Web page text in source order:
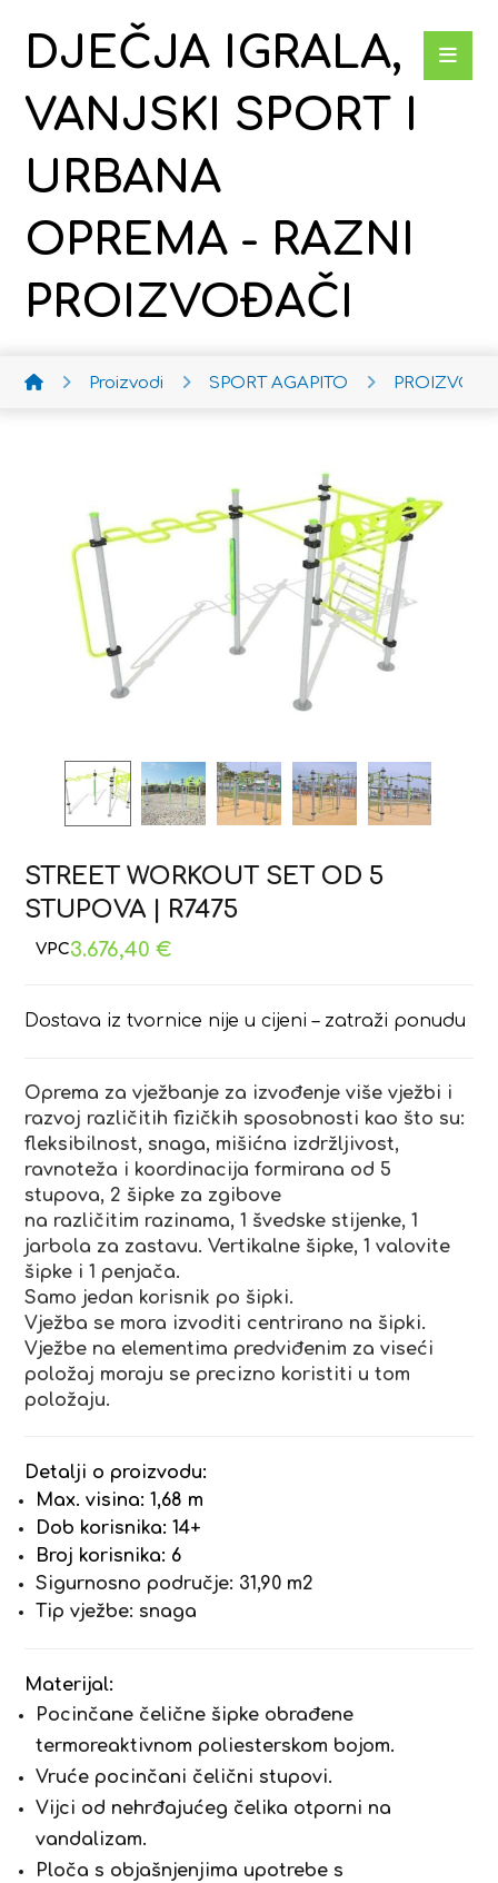
DJEČJA IGRALA,
VANJSKI SPORT I
URBANA
OPREMA - RAZNI
PROIZVOĐAČI
Proizvodi SPORT AGAPITO PROIZVODI
STREET WORKOUT SET OD 5
STUPOVA | R7475
3.676,40€
Dostava iz tvornice nije u cijeni – zatraži ponudu
Oprema za vježbanje za izvođenje više vježbi i
razvoj različitih fizičkih sposobnosti kao što su:
fleksibilnost, snaga, mišićna izdržljivost,
ravnoteža i koordinacija formirana od 5
stupova, 2 šipke za zgibove
na različitim razinama, 1 švedske stijenke, 1
jarbola za zastavu. Vertikalne šipke, 1 valovite
šipke i 1 penjača.
Samo jedan korisnik po šipki.
Vježba se mora izvoditi centrirano na šipki.
Vježbe na elementima predviđenim za viseći
položaj moraju se precizno koristiti u tom
položaju.
Detalji o proizvodu:
Max. visina: 1,68 m
Dob korisnika: 14+
Broj korisnika: 6
Sigurnosno područje: 31,90 m2
Tip vježbe: snaga
Materijal:
Pocinčane čelične šipke obrađene
termoreaktivnom poliesterskom bojom.
Vruće pocinčani čelični stupovi.
Vijci od nehrđajućeg čelika otporni na
vandalizam.
Ploča s objašnjenjima upotrebe s